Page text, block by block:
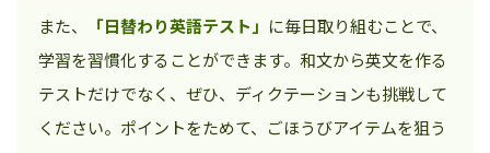
また、 「日替わり英語テスト」 に毎日取り組むことで、
学習を習慣化することができます。和文から英文を作る
テストだけでなく、ぜひ、ディクテーションも挑戦して
ください。ポイントをためて、ごほうびアイテムを狙う